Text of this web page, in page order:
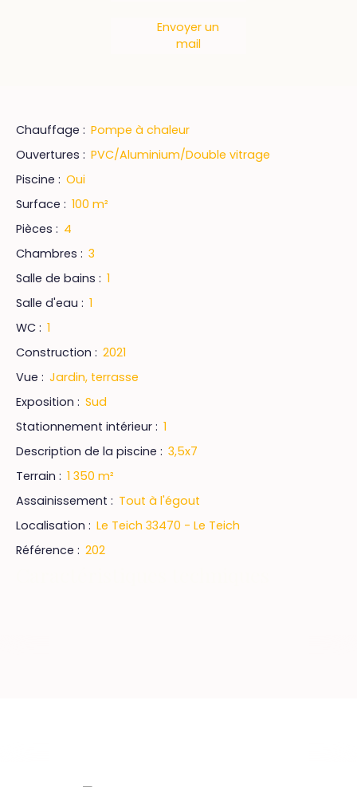
Envoyer un
mail
Chauffage : Pompe à chaleur
Ouvertures : PVC/Aluminium/Double vitrage
Piscine : Oui
Surface : 100 m²
Pièces : 4
Chambres : 3
Salle de bains : 1
Salle d'eau : 1
WC : 1
Construction : 2021
Vue : Jardin, terrasse
Exposition : Sud
Stationnement intérieur : 1
Description de la piscine : 3,5x7
Terrain : 1 350 m²
Assainissement : Tout à l'égout
Localisation : Le Teich 33470 - Le Teich
Référence : 202